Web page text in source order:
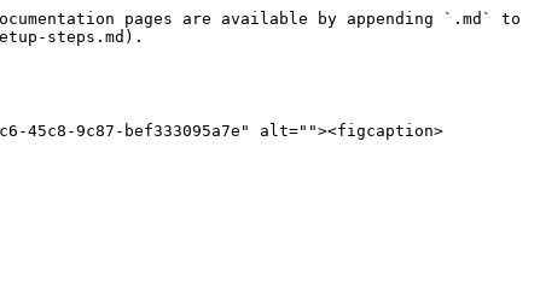
pages are available by appending `.md` to
steps.md).
bac6-45c8-9c87-bef333095a7e" alt=""><figcaption>